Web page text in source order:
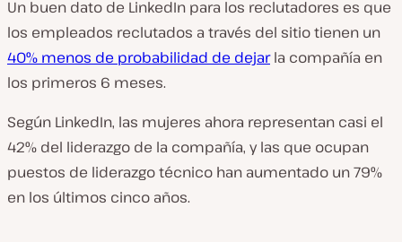
Un buen dato de LinkedIn para los reclutadores es que
los empleados reclutados a través del sitio tienen un
40% menos de probabilidad de dejarla compañía en
los primeros 6 meses.
Según LinkedIn, las mujeres ahora representan casi el
42% del liderazgo de la compañía, y las que ocupan
puestos de liderazgo técnico han aumentado un 79%
en los últimos cinco años.